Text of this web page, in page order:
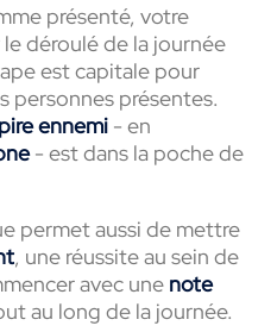
présenté, votre
déroulé de la journée
est capitale pour
personnes présentes.
pire ennemi - en
- est dans la poche de
permet aussi de mettre
, une réussite au sein de
avec une note
au long de la journée.